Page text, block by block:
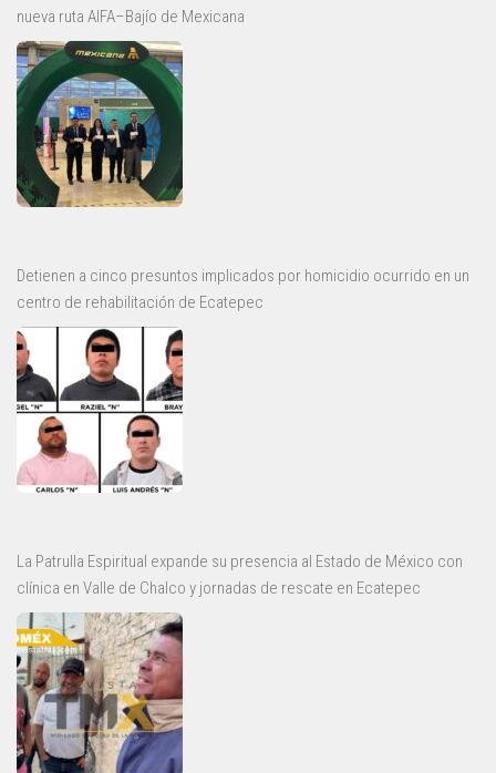
nueva ruta AIFA–Bajío de Mexicana
Detienen a cinco presuntos implicados por homicidio ocurrido en un
centro de rehabilitación de Ecatepec
La Patrulla Espiritual expande su presencia al Estado de México con
clínica en Valle de Chalco y jornadas de rescate en Ecatepec